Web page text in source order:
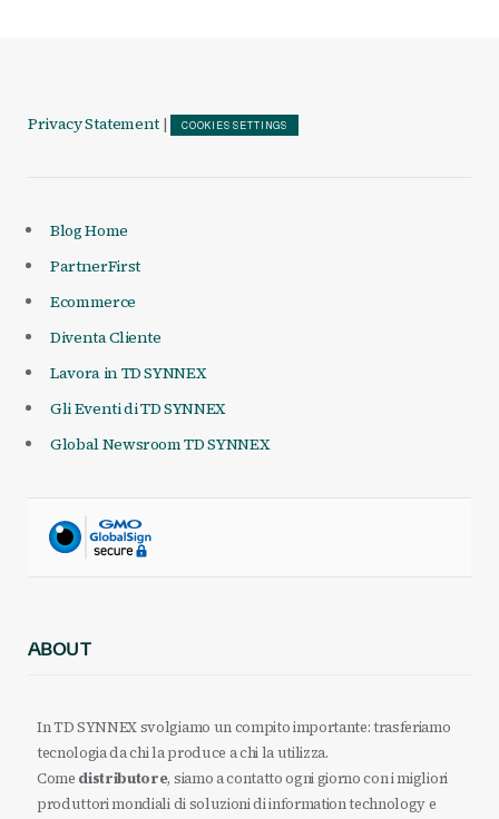
Privacy Statement | COOKIES SETTINGS
Blog Home
PartnerFirst
Ecommerce
Diventa Cliente
Lavora in TD SYNNEX
Gli Eventi di TD SYNNEX
Global Newsroom TD SYNNEX
ABOUT
In TD SYNNEX svolgiamo un compito importante: trasferiamo
tecnologia da chi la produce a chi la utilizza.
Come distributore, siamo a contatto ogni giorno con i migliori
produttori mondiali di soluzioni di information technology e